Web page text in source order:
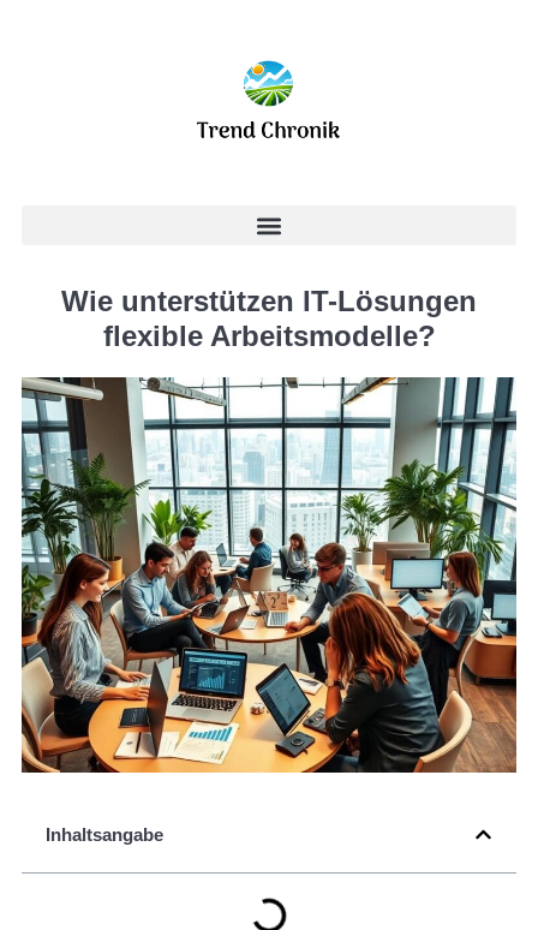
Wie unterstützen IT-Lösungen
flexible Arbeitsmodelle?
Inhaltsangabe